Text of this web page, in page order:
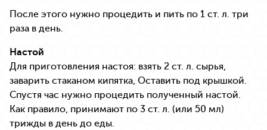
После этого нужно процедить и пить по 1 ст. л. три
раза в день.
Настой
Для приготовления настоя: взять 2 ст. л. сырья,
заварить стаканом кипятка, Оставить под крышкой.
Спустя час нужно процедить полученный настой.
Как правило, принимают по 3 ст. л. (или 50 мл)
трижды в день до еды.